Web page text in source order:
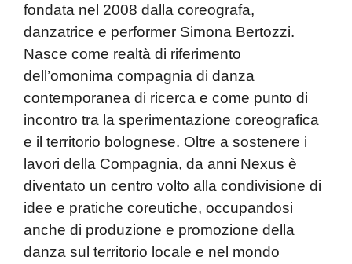
fondata nel 2008 dalla coreografa,
danzatrice e performer Simona Bertozzi.
Nasce come realtà di riferimento
dell’omonima compagnia di danza
contemporanea di ricerca e come punto di
incontro tra la sperimentazione coreografica
e il territorio bolognese. Oltre a sostenere i
lavori della Compagnia, da anni Nexus è
diventato un centro volto alla condivisione di
idee e pratiche coreutiche, occupandosi
anche di produzione e promozione della
danza sul territorio locale e nel mondo